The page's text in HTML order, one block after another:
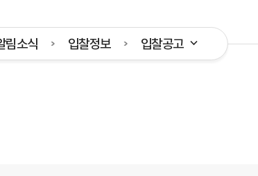
림소식 입찰정보 입찰공고